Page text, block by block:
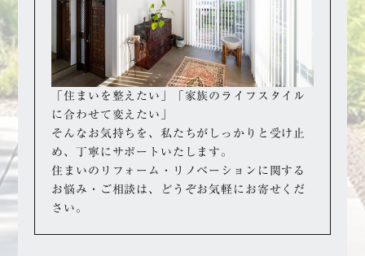
「住まいを整えたい」「家族のライフスタイル
に合わせて変えたい」
そんなお気持ちを、私たちがしっかりと受け止
め、丁寧にサポートいたします。
住まいのリフォーム・リノベーションに関する
お悩み・ご相談は、どうぞお気軽にお寄せくだ
さい。